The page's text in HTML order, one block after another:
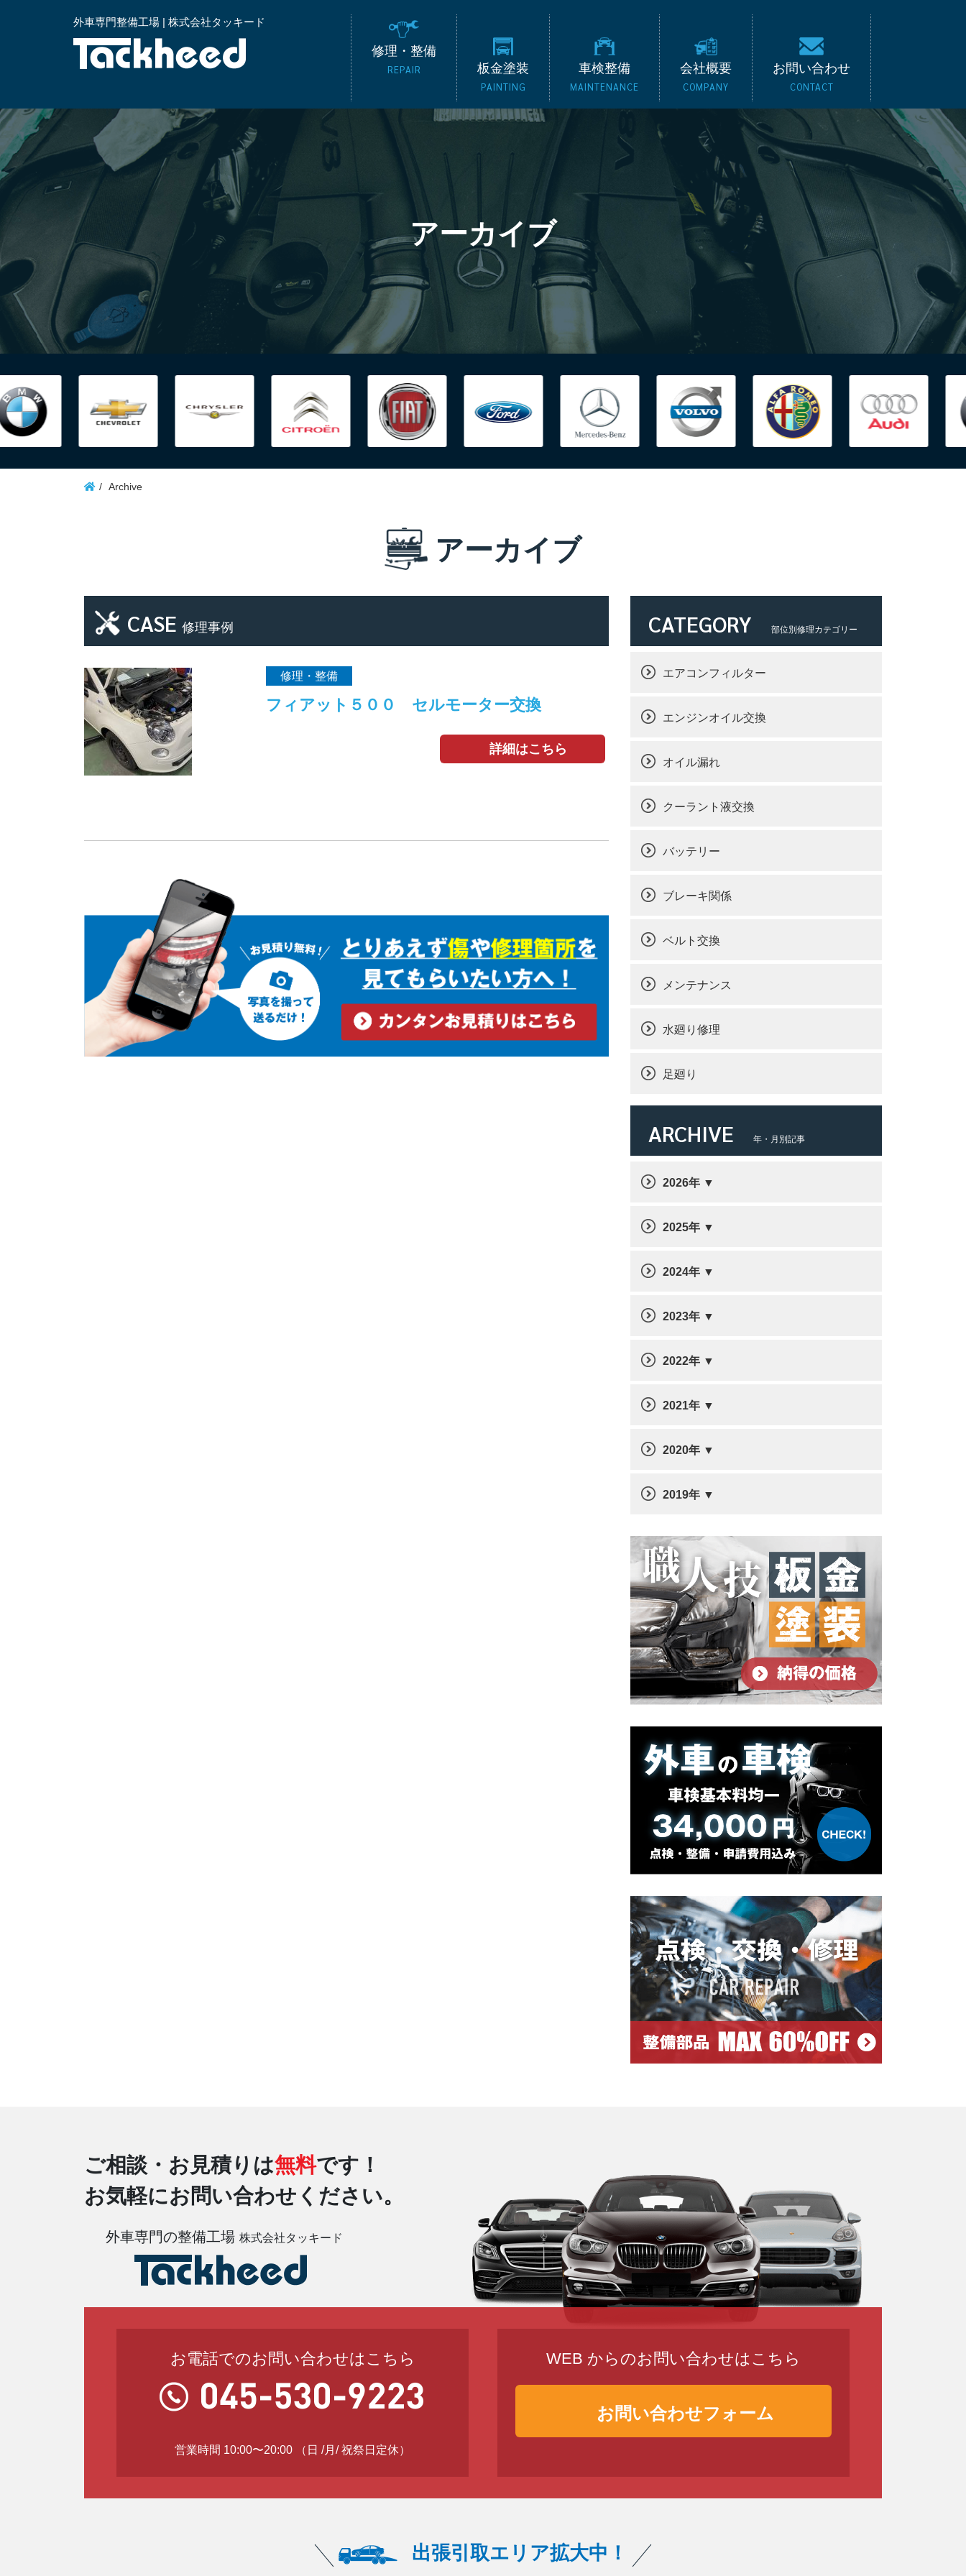
外車専門整備工場 | 株式会社タッキード
横浜の外車専門整備工場 タッキード｜BMW・ベンツ
修理・整備
REPAIR 板金塗装
PAINTING
車検整備
MAINTENANCE
会社概要
COMPANY
お問い合わせ
CONTACT
アーカイブ
Archive
アーカイブ
CASE 修理事例
修理・整備
フィアット５００ セルモーター交換
詳細はこちら
CATEGORY 部位別修理カテゴリー
エアコンフィルター
エンジンオイル交換
オイル漏れ
クーラント液交換
バッテリー
ブレーキ関係
ベルト交換
メンテナンス
水廻り修理
足廻り
ARCHIVE 年・月別記事
2026年
2025年
2024年
2023年
2022年
2021年
2020年
2019年
ご相談・お見積りは無料です！
お気軽にお問い合わせください。
外車専門の整備工場 株式会社タッキード
お電話でのお問い合わせはこちら
営業時間 10:00〜20:00 （日 /月/ 祝祭日定休）
WEB からのお問い合わせはこちら
お問い合わせフォーム
出張引取エリア拡大中！